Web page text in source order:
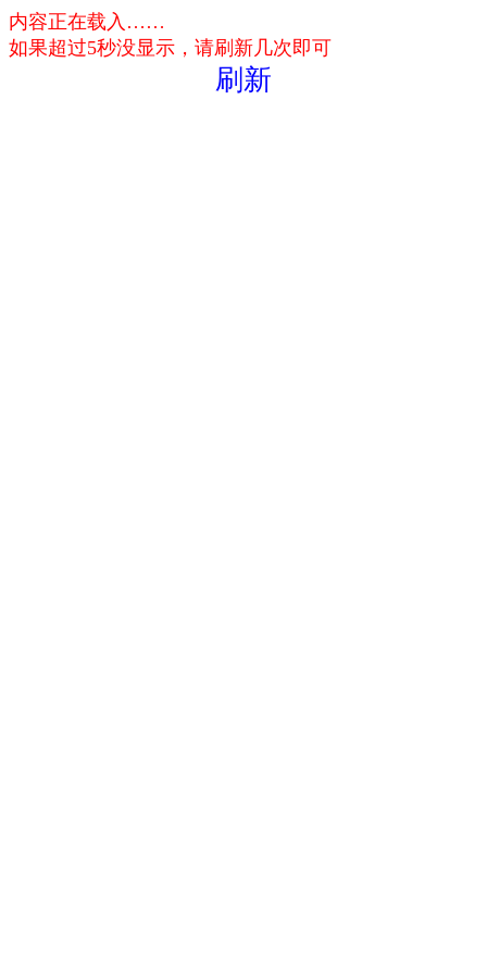
内容正在载入……
如果超过5秒没显示，请刷新几次即可
刷新